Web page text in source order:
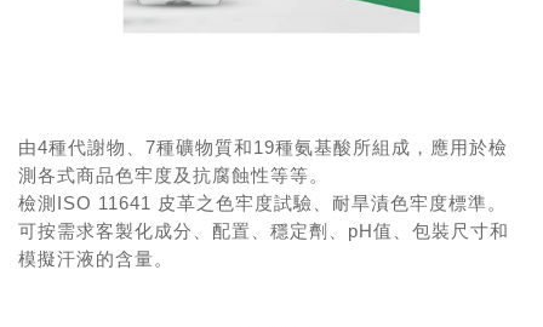
由4種代謝物、7種礦物質和19種氨基酸所組成，應用於檢
測各式商品色牢度及抗腐蝕性等等。
檢測ISO 11641 皮革之色牢度試驗、耐旱漬色牢度標準。
可按需求客製化成分、配置、穩定劑、pH值、包裝尺寸和
模擬汗液的含量。